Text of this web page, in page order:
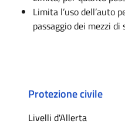
Limita l’uso dell’auto
passaggio dei mezzi di
Protezione civile
Livelli d'Allerta